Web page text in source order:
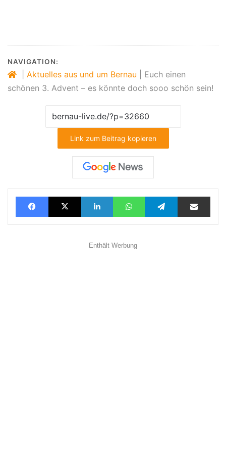
NAVIGATION:
Aktuelles aus und um Bernau
Euch einen
schönen 3. Advent – es könnte doch sooo schön sein!
Link zum Beitrag kopieren
FacebookX LinkedInWhatsAppTelegramTeilen via E-Mail
Enthält Werbung